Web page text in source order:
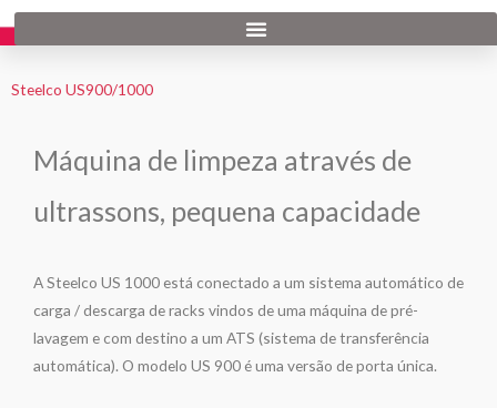
Skip
Steelco US900/1000
Máquina de limpeza através de
ultrassons, pequena capacidade
A Steelco US 1000 está conectado a um sistema automático de
carga / descarga de racks vindos de uma máquina de pré-
lavagem e com destino a um ATS (sistema de transferência
automática). O modelo US 900 é uma versão de porta única.